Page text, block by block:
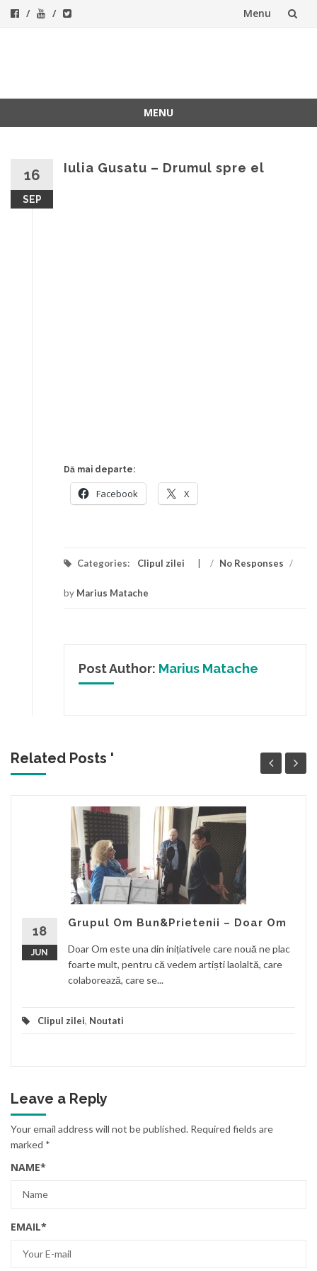
Menu
MENU
16
SEP
Iulia Gusatu – Drumul spre el
Dă mai departe:
Facebook X
Categories: Clipul zilei / No Responses /
by Marius Matache
Post Author: Marius Matache
Related Posts '
18
JUN
Grupul Om Bun&Prietenii – Doar Om
Doar Om este una din inițiativele care nouă ne plac
foarte mult, pentru că vedem artiști laolaltă, care
colaborează, care se...
Clipul zilei, Noutati
Leave a Reply
Your email address will not be published. Required fields are
marked *
NAME*
EMAIL*